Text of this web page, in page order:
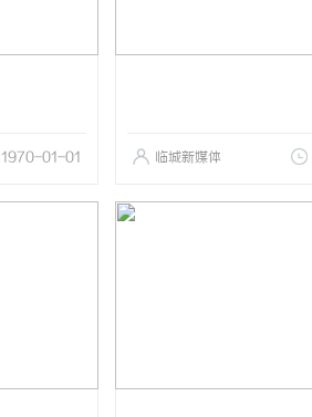
1970-01-01 临城新媒体